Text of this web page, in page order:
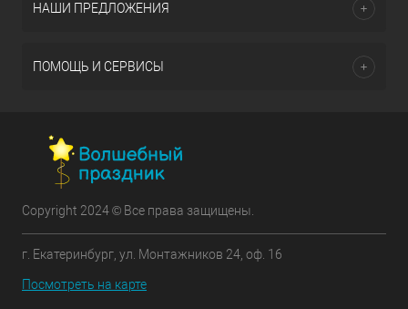
НАШИ ПРЕДЛОЖЕНИЯ
ПОМОЩЬ И СЕРВИСЫ
Copyright 2024 © Все права защищены.
г. Екатеринбург, ул. Монтажников 24, оф. 16
Посмотреть на карте